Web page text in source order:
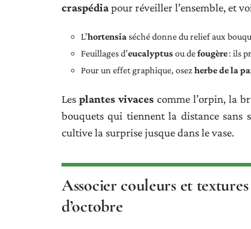
craspédiapour réveiller l’ensemble, et
L’hortensiaséché donne du relief aux
Feuillages d’eucalyptus ou defougère: ils
Pour un effet graphique, osezherbe de la
Lesplantes vivaces comme l’orpin, la
bouquets qui tiennent la distance sans
cultive la surprise jusque dans le vase.
Associer couleurs et
d’octobre